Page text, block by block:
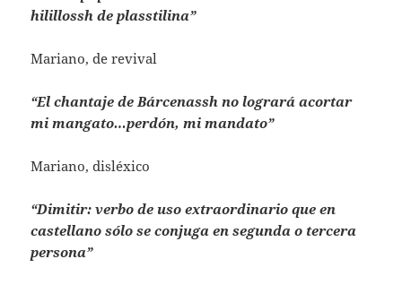
hilillossh de plasstilina”
Mariano, de revival
“El chantaje de Bárcenassh no logrará acortar
mi mangato…perdón, mi mandato”
Mariano, disléxico
“Dimitir: verbo de uso extraordinario que en
castellano sólo se conjuga en segunda o tercera
persona”